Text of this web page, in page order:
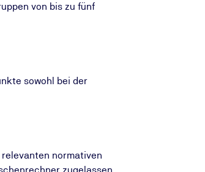
von bis zu fünf
sowohl bei der
normativen